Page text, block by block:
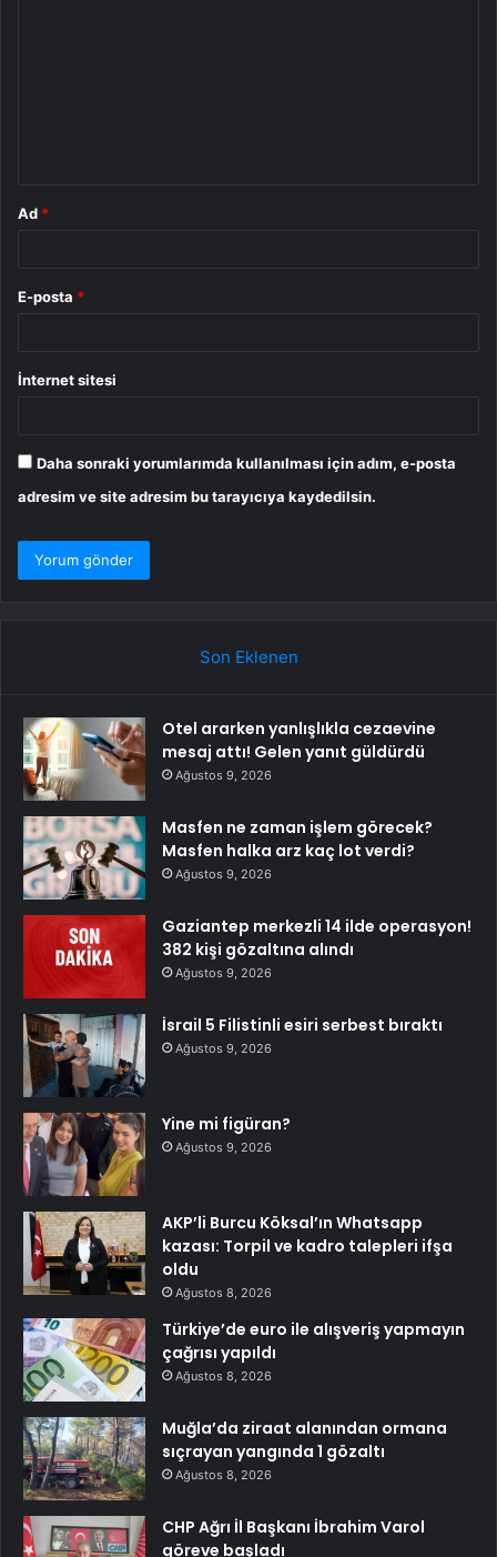
Ad *
E-posta *
İnternet sitesi
Daha sonraki yorumlarımda kullanılması için adım, e-posta
adresim ve site adresim bu tarayıcıya kaydedilsin.
Son Eklenen
Otel ararken yanlışlıkla cezaevine
mesaj attı! Gelen yanıt güldürdü
Ağustos 9, 2026
Masfen ne zaman işlem görecek?
Masfen halka arz kaç lot verdi?
Ağustos 9, 2026
Gaziantep merkezli 14 ilde operasyon!
382 kişi gözaltına alındı
Ağustos 9, 2026
İsrail 5 Filistinli esiri serbest bıraktı
Ağustos 9, 2026
Yine mi figüran?
Ağustos 9, 2026
AKP’li Burcu Köksal’ın Whatsapp
kazası: Torpil ve kadro talepleri ifşa
oldu
Ağustos 8, 2026
Türkiye’de euro ile alışveriş yapmayın
çağrısı yapıldı
Ağustos 8, 2026
Muğla’da ziraat alanından ormana
sıçrayan yangında 1 gözaltı
Ağustos 8, 2026
CHP Ağrı İl Başkanı İbrahim Varol
göreve başladı